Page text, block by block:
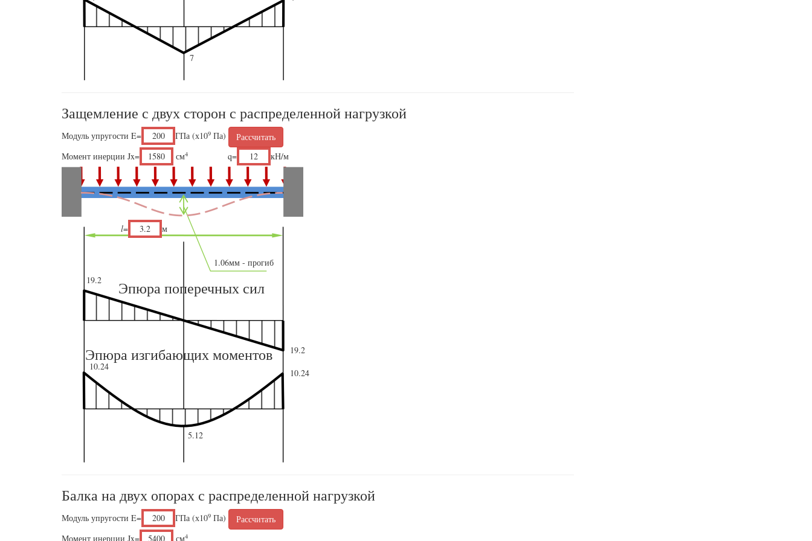
7
Защемление с двух сторон с распределенной нагрузкой
Модуль упругости E= ГПа (х109 Па)
Рассчитать
Момент инерции Jx=
см4
Эпюра поперечных сил
Эпюра изгибающих моментов
q= кН/м
l= м
19.2
19.2
10.24
10.24
5.12
1.06мм - прогиб
Балка на двух опорах с распределенной нагрузкой
Модуль упругости E= ГПа (х109 Па)
Рассчитать
Момент инерции Jx=
см4